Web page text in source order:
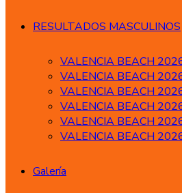
RESULTADOS MASCULINOS
VALENCIA BEACH
VALENCIA BEACH
VALENCIA BEACH
VALENCIA BEACH
VALENCIA BEACH
VALENCIA BEACH
Galería